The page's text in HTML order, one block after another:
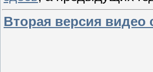
Вторая версия видео